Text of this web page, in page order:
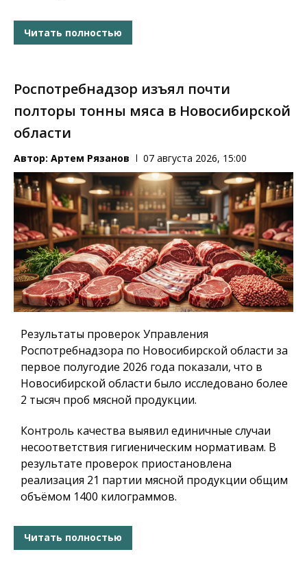
Читать полностью
Роспотребнадзор изъял почти
полторы тонны мяса в Новосибирской
области
Автор: Артем Рязанов 07 августа 2026, 15:00
Результаты проверок Управления
Роспотребнадзора по Новосибирской области за
первое полугодие 2026 года показали, что в
Новосибирской области было исследовано более
2 тысяч проб мясной продукции.
Контроль качества выявил единичные случаи
несоответствия гигиеническим нормативам. В
результате проверок приостановлена
реализация 21 партии мясной продукции общим
объёмом 1400 килограммов.
Читать полностью